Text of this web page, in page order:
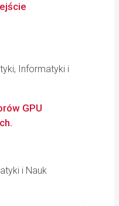
Informatyki i
GPU
i Nauk